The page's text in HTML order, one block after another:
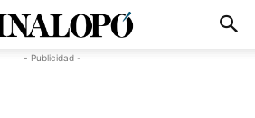
- Publicidad -